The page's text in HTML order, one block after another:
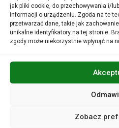
jak pliki cookie, do przechowywania i/
informacji o urządzeniu. Zgoda na te
przetwarzać dane, takie jak
unikalne identyfikatory na tej stronie.
zgody może niekorzystnie wpłynąć na
Zobacz